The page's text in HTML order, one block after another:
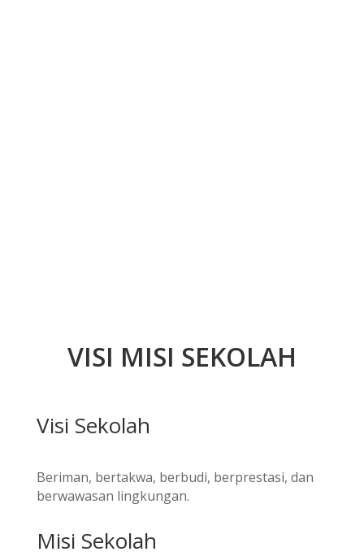
VISI MISI SEKOLAH
Visi Sekolah
Beriman, bertakwa, berbudi, berprestasi, dan
berwawasan lingkungan.
Misi Sekolah